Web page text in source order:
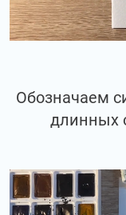
Обозначаем
длинных